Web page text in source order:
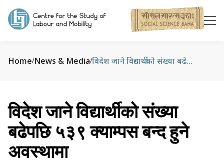
Home/News & Media/ विदेश जाने विद्यार्थीको संख्या बढेपछि ५३९ क्याम्पस बन्द हुने अवस्थामा
विदेश जाने विद्यार्थीको संख्या
बढेपछि ५३९ क्याम्पस बन्द हुने
अवस्थामा